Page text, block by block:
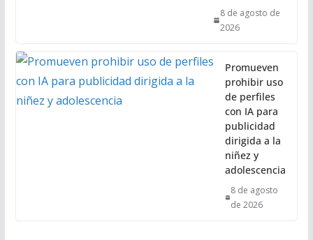
8 de agosto de
2026
Promueven
prohibir uso
de perfiles
con IA para
publicidad
dirigida a la
niñez y
adolescencia
8 de agosto
de 2026